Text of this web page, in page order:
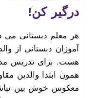
درگیر کن!
هر معلم دبستانی می
آموزان دبستانی از
هست. برای تدریس
همون ابتدا والدین
معکوس خوش بین